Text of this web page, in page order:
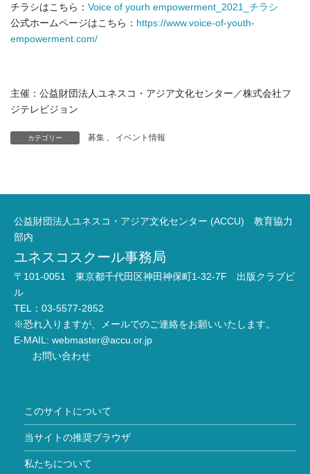
チラシはこちら： Voice of yourh empowerment_2021_チラシ
公式ホームページはこちら： https://www.voice-of-youth-
empowerment.com/
主催：公益財団法人ユネスコ・アジア文化センター／株式会社フ
ジテレビジョン
カテゴリー 募集 、 イベント情報
公益財団法人ユネスコ・アジア文化センター (ACCU) 教育協力
部内
ユネスコスクール事務局
〒101-0051 東京都千代田区神田神保町1-32-7F 出版クラブビ
ル
TEL：03-5577-2852
※恐れ入りますが、メールでのご連絡をお願いいたします。
E-MAIL: webmaster@accu.or.jp
お問い合わせ
このサイトについて
当サイトの推奨ブラウザ
私たちについて